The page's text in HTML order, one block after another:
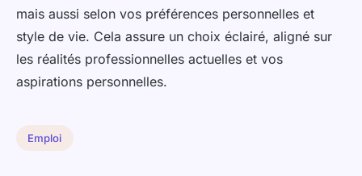
mais aussi selon vos préférences personnelles et
style de vie. Cela assure un choix éclairé, aligné sur
les réalités professionnelles actuelles et vos
aspirations personnelles.
Emploi